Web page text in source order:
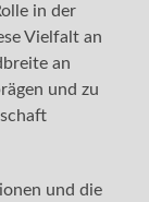
in der
Vielfalt an
an
und zu
und die